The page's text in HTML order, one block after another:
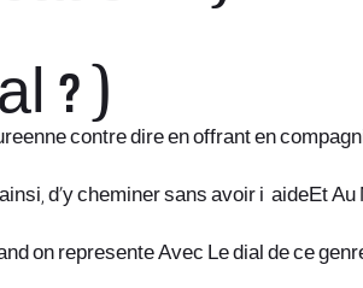
? )
contre dire en offrant en
d’y cheminer sans avoir i aideEt Au
on represente Avec Le dial de ce